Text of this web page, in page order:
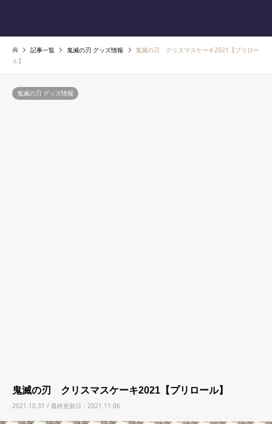
記事一覧 鬼滅の刃 グッズ情報
鬼滅の刃 クリスマスケーキ2021【プリロー
ル】
鬼滅の刃 グッズ情報
鬼滅の刃 クリスマスケーキ2021【プリロール】
2021.10.31 / 最終更新日：2021.11.06